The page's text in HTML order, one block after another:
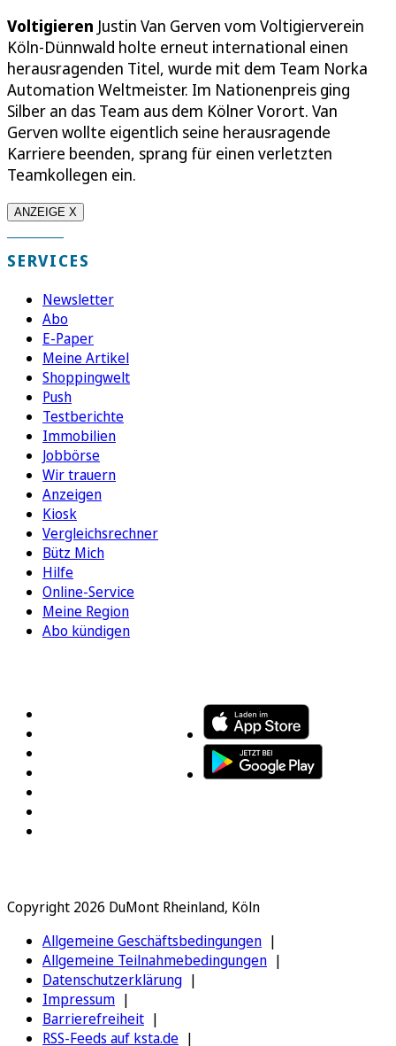
Voltigieren Justin Van Gerven vom Voltigierverein
Köln-Dünnwald holte erneut international einen
herausragenden Titel, wurde mit dem Team Norka
Automation Weltmeister. Im Nationenpreis ging
Silber an das Team aus dem Kölner Vorort. Van
Gerven wollte eigentlich seine herausragende
Karriere beenden, sprang für einen verletzten
Teamkollegen ein.
ANZEIGE X
SERVICES
Newsletter
Abo
E-Paper
Meine Artikel
Shoppingwelt
Push
Testberichte
Immobilien
Jobbörse
Wir trauern
Anzeigen
Kiosk
Vergleichsrechner
Bütz Mich
Hilfe
Online-Service
Meine Region
Abo kündigen
Copyright 2026 DuMont Rheinland, Köln
Allgemeine Geschäftsbedingungen
Allgemeine Teilnahmebedingungen
Datenschutzerklärung
Impressum
Barrierefreiheit
RSS-Feeds auf ksta.de